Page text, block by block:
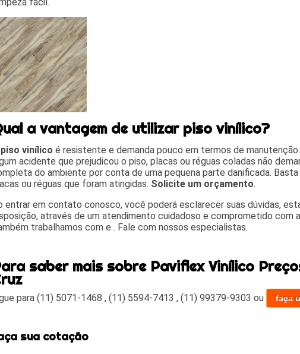
a vantagem de utilizar piso vinílico?
piso vinílico é resistente e demanda pouco em termos de
acidente que prejudicou o piso, placas ou réguas coladas não
do ambiente por conta de uma pequena parte danificada.
ou réguas que foram atingidas. Solicite um orçamento.
entrar em contato conosco, você poderá esclarecer suas dúvidas,
através de um atendimento cuidadoso e comprometido com
trabalhamos com e . Fale com nossos especialistas.
saber mais sobre Paviflex Vinílico
para (11) 5071-1468 , (11) 5594-7413 , (11) 99379-9303 ou faça
sua cotação